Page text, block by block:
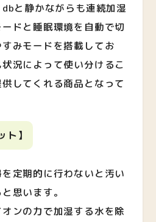
と静かながらも連続加湿
ドと睡眠環境を自動で切
みモードを搭載してお
況によって使い分けるこ
してくれる商品となって
ト】
定期的に行わないと汚い
思います。
ンの力で加湿する水を除